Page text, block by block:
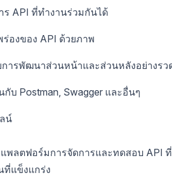
ร API ที่ทำงานร่วมกันได้
องของ API ด้วยภาพ
ารพัฒนาส่วนหน้าและส่วนหลังอย่างรว
บ Postman, Swagger และอื่นๆ
น์
พลตฟอร์มการจัดการและทดสอบ API
ที่แข็งแกร่ง